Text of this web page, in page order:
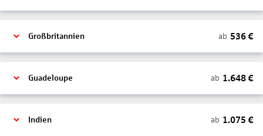
Großbritannien ab 536€
Guadeloupe ab 1.648€
Indien ab 1.075 €